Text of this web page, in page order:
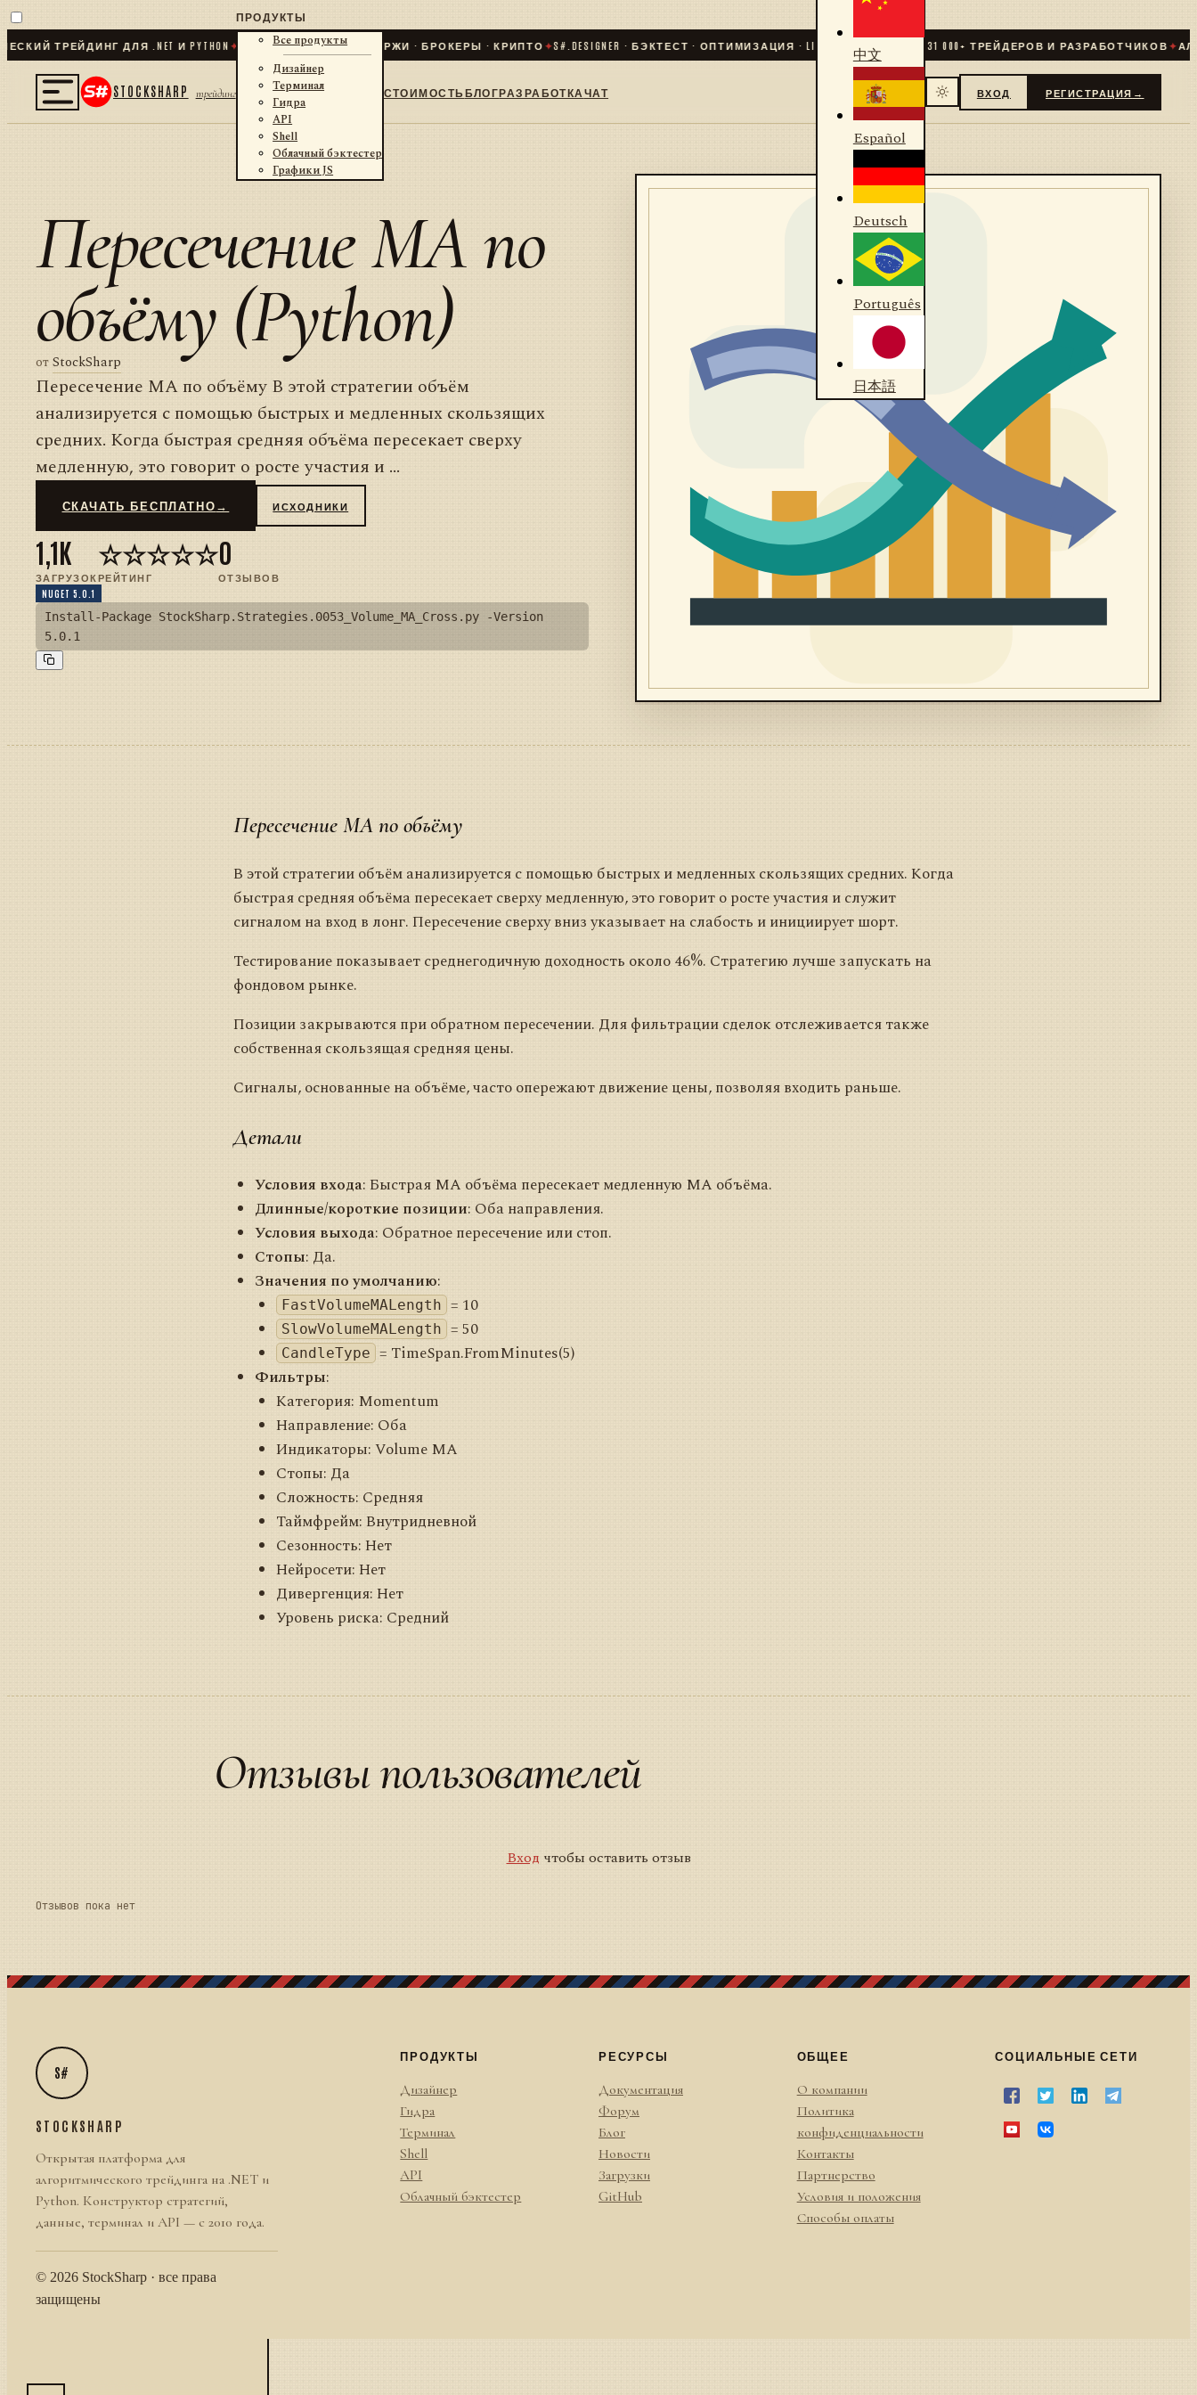
ТРЕЙДИНГ ДЛЯ .NET И PYTHON✦70 + КОННЕКТОРОВ · БИРЖИ · БРОКЕРЫ · КРИПТО✦S#.DESIGNER · БЭКТЕСТ · ОПТИМИЗАЦИЯ · LIVE✦ СООБЩЕСТВО 31 000+ ТРЕЙДЕРОВ И РАЗРАБОТЧИКОВ✦
STOCKSHARP трейдинг
ПРОДУКТЫ
Все продукты
Дизайнер
Терминал
Гидра
API
Shell
Облачный бэктестер
Графики JS
СТОИМОСТЬБЛОГРАЗРАБОТКАЧАТ
中文
Español
Deutsch
Português
日本語
ВХОД РЕГИСТРАЦИЯ →
Пересечение MA по
объёму (Python)
отStockSharp
Пересечение MA по объёму В этой стратегии объём
анализируется с помощью быстрых и медленных скользящих
средних. Когда быстрая средняя объёма пересекает сверху
медленную, это говорит о росте участия и ...
СКАЧАТЬ БЕСПЛАТНО → ИСХОДНИКИ
1,1K
ЗАГРУЗОК
☆☆☆☆☆
РЕЙТИНГ
0
ОТЗЫВОВ
NUGET 5.0.1
Install-Package StockSharp.Strategies.0053_Volume_MA_Cross.py -Version
5.0.1
Пересечение MA по объёму
В этой стратегии объём анализируется с помощью быстрых и медленных скользящих средних. Когда
быстрая средняя объёма пересекает сверху медленную, это говорит о росте участия и служит
сигналом на вход в лонг. Пересечение сверху вниз указывает на слабость и инициирует шорт.
Тестирование показывает среднегодичную доходность около 46%. Стратегию лучше запускать на
фондовом рынке.
Позиции закрываются при обратном пересечении. Для фильтрации сделок отслеживается также
собственная скользящая средняя цены.
Сигналы, основанные на объёме, часто опережают движение цены, позволяя входить раньше.
Детали
Условия входа: Быстрая MA объёма пересекает медленную MA объёма.
Длинные/короткие позиции: Оба направления.
Условия выхода: Обратное пересечение или стоп.
Стопы: Да.
Значения по умолчанию:
FastVolumeMALength = 10
SlowVolumeMALength = 50
CandleType = TimeSpan.FromMinutes(5)
Фильтры:
Категория: Momentum
Направление: Оба
Индикаторы: Volume MA
Стопы: Да
Сложность: Средняя
Таймфрейм: Внутридневной
Сезонность: Нет
Нейросети: Нет
Дивергенция: Нет
Уровень риска: Средний
Отзывы пользователей
Вход чтобы оставить отзыв
Отзывов пока нет
S#
STOCKSHARP
Открытая платформа для
алгоритмического трейдинга на .NET и
Python. Конструктор стратегий,
данные, терминал и API — с 2010 года.
© 2026 StockSharp · все права
защищены
ПРОДУКТЫ
Дизайнер
Гидра
Терминал
Shell
API
Облачный бэктестер
РЕСУРСЫ
Документация
Форум
Блог
Новости
Загрузки
GitHub
ОБЩЕЕ
О компании
Политика
конфиденциальности
Контакты
Партнерство
Условия и положения
Способы оплаты
СОЦИАЛЬНЫЕ СЕТИ